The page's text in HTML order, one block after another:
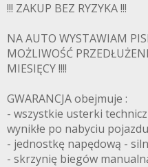
!!! ZAKUP BEZ RYZYKA !!!
NA AUTO WYSTAWIAM
MOŻLIWOŚĆ
MIESIĘCY !!!!
GWARANCJA obejmuje :
- wszystkie usterki
wynikłe po nabyciu
- jednostkę napędową -
- skrzynię biegów